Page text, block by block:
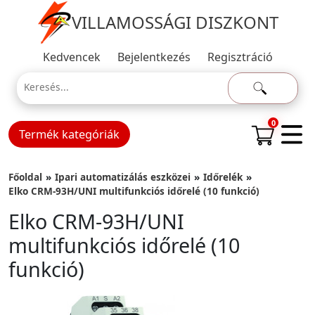
VILLAMOSSÁGI DISZKONT
Kedvencek Bejelentkezés Regisztráció
Termék kategóriák
0
Főoldal Ipari automatizálás eszközei
Időrelék
Elko CRM-93H/UNI multifunkciós időrelé (10 funkció)
Elko CRM-93H/UNI
multifunkciós időrelé (10
funkció)